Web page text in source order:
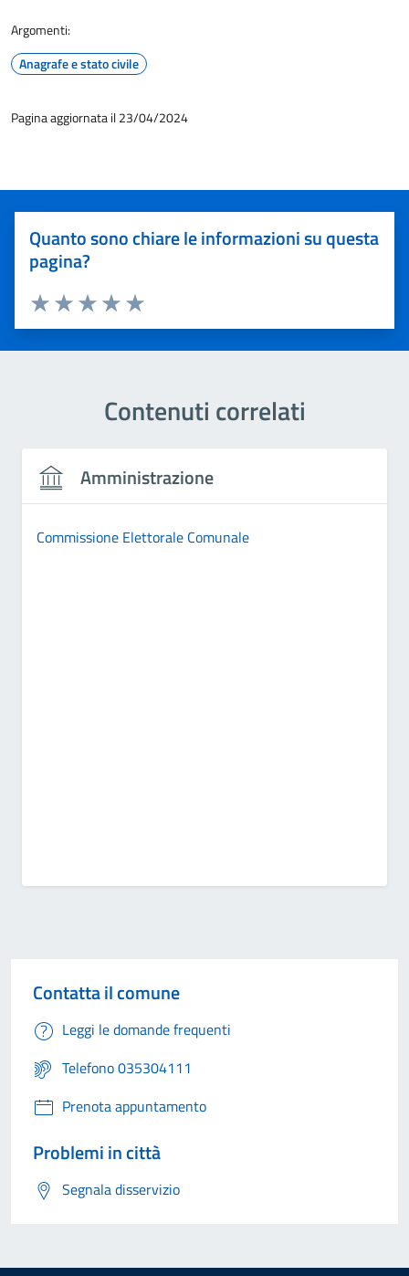
Argomenti:
Anagrafe e stato civile
Pagina aggiornata il 23/04/2024
Quanto sono chiare le informazioni su questa
pagina?
Valuta 5 stelle su 5
Valuta 4 stelle su 5
Valuta 3 stelle su 5
Valuta 2 stelle su 5
Valuta 1 stelle su 5
Contenuti correlati
Amministrazione
Commissione Elettorale Comunale
Contatta il comune
Leggi le domande frequenti
Telefono 035304111
Prenota appuntamento
Problemi in città
Segnala disservizio